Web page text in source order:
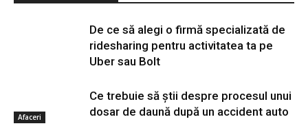
Afaceri
De ce să alegi o firmă specializată de
ridesharing pentru activitatea ta pe
Uber sau Bolt
Ce trebuie să știi despre procesul unui
dosar de daună după un accident auto